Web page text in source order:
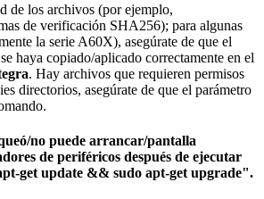
de los archivos (por ejemplo,
de verificación SHA256); para algunas
la serie A60X), asegúrate de que el
haya copiado/aplicado correctamente en el
. Hay archivos que requieren permisos
directorios, asegúrate de que el parámetro
no puede arrancar/pantalla
de periféricos después de ejecutar
get update && sudo apt-get upgrade".